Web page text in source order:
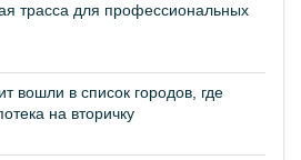
трасса для профессиональных
вошли в список городов, где
на вторичку